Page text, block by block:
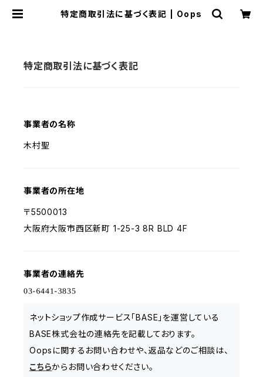
特定商取引法に基づく表記 | Oops
特定商取引法に基づく表記
事業者の名称
木村聖
事業者の所在地
〒5500013
大阪府大阪市西区新町 1-25-3 8R BLD 4F
事業者の連絡先
ネットショップ作成サービス「BASE」を運営している
BASE株式会社の連絡先を記載しております。
Oopsに関するお問い合わせや、返品などのご相談は、
こちらからお問い合わせください。